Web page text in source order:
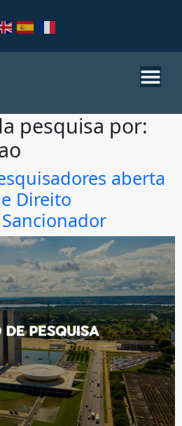
pesquisa por:
aberta
Direito